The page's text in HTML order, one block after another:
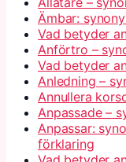
Ämbar:
Vad betyder
Anförtro –
Vad betyder
Anledning –
Annullera
Anpassade –
Anpassar:
förklaring